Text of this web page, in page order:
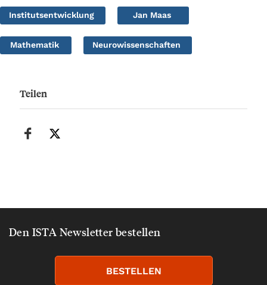
Institutsentwicklung Jan Maas
Mathematik Neurowissenschaften
Teilen
Den ISTA Newsletter bestellen
BESTELLEN